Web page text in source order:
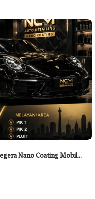
Nano Coating Mobil…